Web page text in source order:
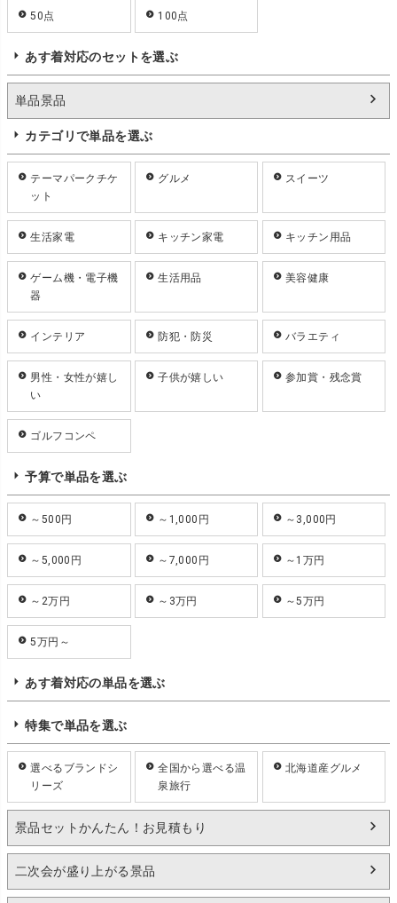
50点 100点
あす着対応のセットを選ぶ
単品景品
カテゴリで単品を選ぶ
テーマパークチケ
ット
グルメ スイーツ
生活家電 キッチン家電 キッチン用品
ゲーム機・電子機
器
生活用品 美容健康
インテリア 防犯・防災 バラエティ
男性・女性が嬉し
い
子供が嬉しい 参加賞・残念賞
ゴルフコンペ
予算で単品を選ぶ
～500円 ～1,000円 ～3,000円
～5,000円 ～7,000円 ～1万円
～2万円 ～3万円 ～5万円
5万円～
あす着対応の単品を選ぶ
特集で単品を選ぶ
選べるブランドシ
リーズ
全国から選べる温
泉旅行
北海道産グルメ
景品セットかんたん！お見積もり
二次会が盛り上がる景品